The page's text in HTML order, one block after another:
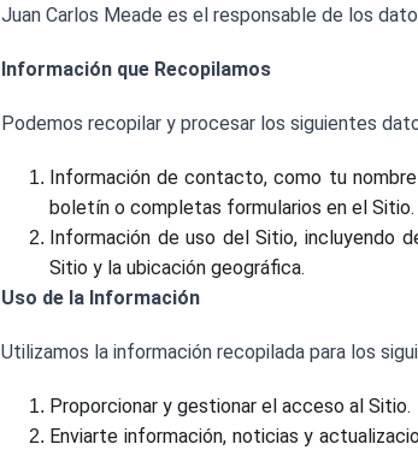
Juan Carlos Meade es el responsable de los
Información que Recopilamos
Podemos recopilar y procesar los siguientes
Información de contacto, como tu
boletín o completas formularios en el Sitio.
Información de uso del Sitio, incluyendo
Sitio y la ubicación geográfica.
Uso de la Información
Utilizamos la información recopilada para los
Proporcionar y gestionar el acceso al Sitio.
Enviarte información, noticias y